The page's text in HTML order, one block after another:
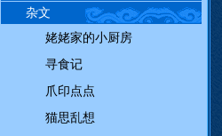
杂文
姥姥家的小厨房
寻食记
爪印点点
猫思乱想